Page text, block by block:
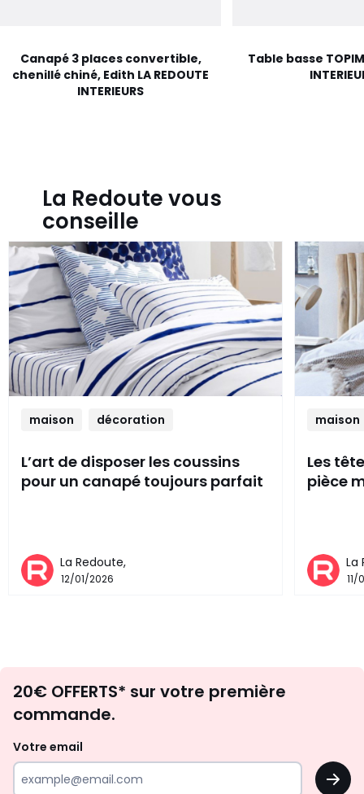
Canapé 3 places convertible,
chenillé chiné, Edith LA REDOUTE
INTERIEURS
Table basse TOPIM
La Redoute vous
conseille
maison décoration
L’art de disposer les coussins
pour un canapé toujours parfait
La Redoute,
12/01/2026
maison
Les
pièce
La
11/
d'inspirations
surprises?
20€ OFFERTS* sur votre première
commande.
Votre email
OK